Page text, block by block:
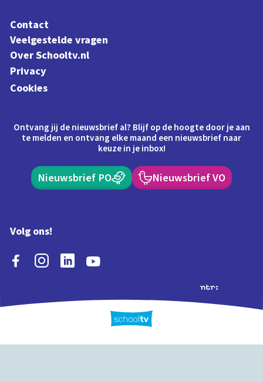
Contact
Veelgestelde vragen
Over Schooltv.nl
Privacy
Cookies
Ontvang jij de nieuwsbrief al? Blijf op de hoogte door je aan
te melden en ontvang elke maand een nieuwsbrief naar
keuze in je inbox!
Nieuwsbrief PO Nieuwsbrief VO
Volg ons!